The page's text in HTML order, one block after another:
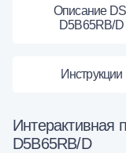
Описание
D5B65RB/D
Инструкции
Интерактивная
D5B65RB/D